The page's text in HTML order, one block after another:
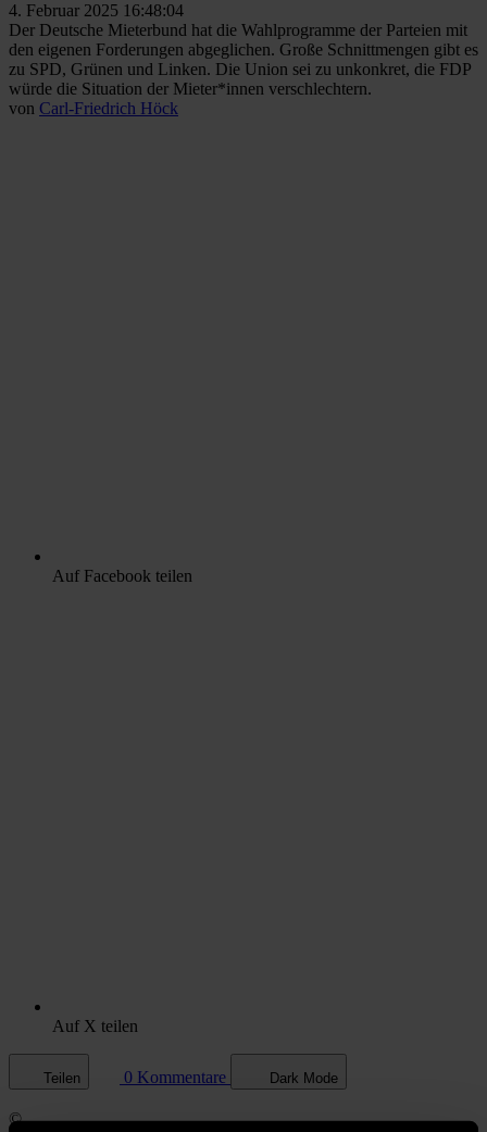
4. Februar 2025 16:48:04
Der Deutsche Mieterbund hat die Wahlprogramme der Parteien mit
den eigenen Forderungen abgeglichen. Große Schnittmengen gibt es
zu SPD, Grünen und Linken. Die Union sei zu unkonkret, die FDP
würde die Situation der Mieter*innen verschlechtern.
von Carl-Friedrich Höck
Auf Facebook teilen
Auf X teilen
Teilen 0 Kommentare Dark Mode
©